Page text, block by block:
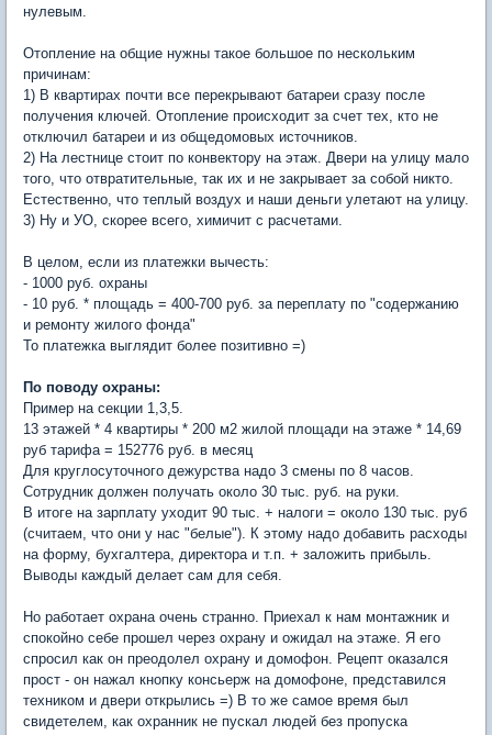
нулевым.
Отопление на общие нужны такое большое по нескольким
причинам:
1) В квартирах почти все перекрывают батареи сразу после
получения ключей. Отопление происходит за счет тех, кто не
отключил батареи и из общедомовых источников.
2) На лестнице стоит по конвектору на этаж. Двери на улицу мало
того, что отвратительные, так их и не закрывает за собой никто.
Естественно, что теплый воздух и наши деньги улетают на улицу.
3) Ну и УО, скорее всего, химичит с расчетами.
В целом, если из платежки вычесть:
- 1000 руб. охраны
- 10 руб. * площадь = 400-700 руб. за переплату по "содержанию
и ремонту жилого фонда"
То платежка выглядит более позитивно =)
По поводу охраны:
Пример на секции 1,3,5.
13 этажей * 4 квартиры * 200 м2 жилой площади на этаже * 14,69
руб тарифа = 152776 руб. в месяц
Для круглосуточного дежурства надо 3 смены по 8 часов.
Сотрудник должен получать около 30 тыс. руб. на руки.
В итоге на зарплату уходит 90 тыс. + налоги = около 130 тыс. руб
(считаем, что они у нас "белые"). К этому надо добавить расходы
на форму, бухгалтера, директора и т.п. + заложить прибыль.
Выводы каждый делает сам для себя.
Но работает охрана очень странно. Приехал к нам монтажник и
спокойно себе прошел через охрану и ожидал на этаже. Я его
спросил как он преодолел охрану и домофон. Рецепт оказался
прост - он нажал кнопку консьерж на домофоне, представился
техником и двери открылись =) В то же самое время был
свидетелем, как охранник не пускал людей без пропуска